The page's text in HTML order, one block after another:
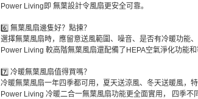
Power Living即 無葉設計令風扇更安全可靠。
6️⃣ 無葉風扇邊隻好？點揀？
選擇無葉風扇時，應留意送風範圍、噪音、是否有冷暖功能、
Power Living 較高階無葉風扇還配備了HEPA空氣淨化功能
7️⃣ 冷暖無葉風扇值得買嗎？
冷暖無葉風扇一年四季都可用，夏天送涼風、冬天送暖風，
Power Living 冷暖二合一無葉風扇功能更全面實用， 四季不